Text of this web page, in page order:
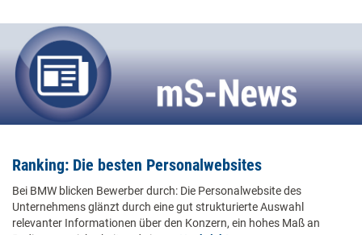
Ranking: Die besten Personalwebsites
Bei BMW blicken Bewerber durch: Die Personalwebsite des
Unternehmens glänzt durch eine gut strukturierte Auswahl
relevanter Informationen über den Konzern, ein hohes Maß an